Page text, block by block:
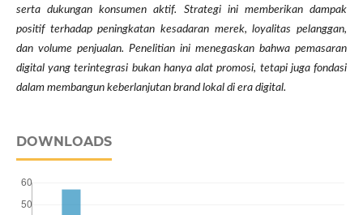
serta dukungan konsumen aktif. Strategi ini memberikan dampak
positif terhadap peningkatan kesadaran merek, loyalitas pelanggan,
dan volume penjualan. Penelitian ini menegaskan bahwa pemasaran
digital yang terintegrasi bukan hanya alat promosi, tetapi juga fondasi
dalam membangun keberlanjutan brand lokal di era digital.
DOWNLOADS